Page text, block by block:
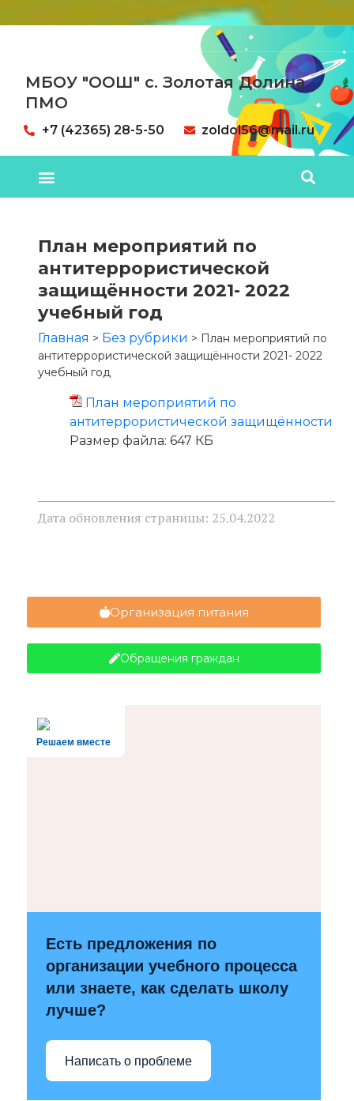
МБОУ "ООШ" с. Золотая Долина
ПМО
+7 (42365) 28-5-50 zoldol56@mail.ru
План мероприятий по
антитеррористической
защищённости 2021- 2022
учебный год
Главная > Без рубрики > План мероприятий по
антитеррористической защищённости 2021- 2022
учебный год
План мероприятий по
антитеррористической защищённости
Размер файла: 647 КБ
Дата обновления страницы: 25.04.2022
Организация питания
Обращения граждан
Решаем вместе
Есть предложения по
организации учебного процесса
или знаете, как сделать школу
лучше?
Написать о проблеме